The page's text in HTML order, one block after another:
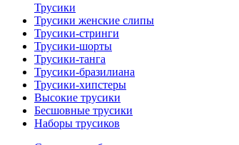
Трусики
Трусики женские слипы
Трусики-стринги
Трусики-шорты
Трусики-танга
Трусики-бразилиана
Трусики-хипстеры
Высокие трусики
Бесшовные трусики
Наборы трусиков